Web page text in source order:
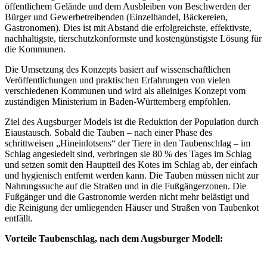
öffentlichem Gelände und dem Ausbleiben von Beschwerden der
Bürger und Gewerbetreibenden (Einzelhandel, Bäckereien,
Gastronomen). Dies ist mit Abstand die erfolgreichste, effektivste,
nachhaltigste, tierschutzkonformste und kostengünstigste Lösung für
die Kommunen.
Die Umsetzung des Konzepts basiert auf wissenschaftlichen
Veröffentlichungen und praktischen Erfahrungen von vielen
verschiedenen Kommunen und wird als alleiniges Konzept vom
zuständigen Ministerium in Baden-Württemberg empfohlen.
Ziel des Augsburger Models ist die Reduktion der Population durch
Eiaustausch. Sobald die Tauben – nach einer Phase des
schrittweisen „Hineinlotsens“ der Tiere in den Taubenschlag – im
Schlag angesiedelt sind, verbringen sie 80 % des Tages im Schlag
und setzen somit den Hauptteil des Kotes im Schlag ab, der einfach
und hygienisch entfernt werden kann. Die Tauben müssen nicht zur
Nahrungssuche auf die Straßen und in die Fußgängerzonen. Die
Fußgänger und die Gastronomie werden nicht mehr belästigt und
die Reinigung der umliegenden Häuser und Straßen von Taubenkot
entfällt.
Vorteile Taubenschlag, nach dem Augsburger Modell: